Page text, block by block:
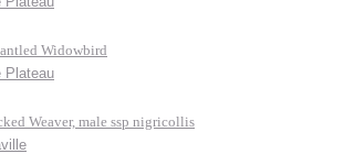
Widowbird
Plateau
Weaver, male ssp nigricollis